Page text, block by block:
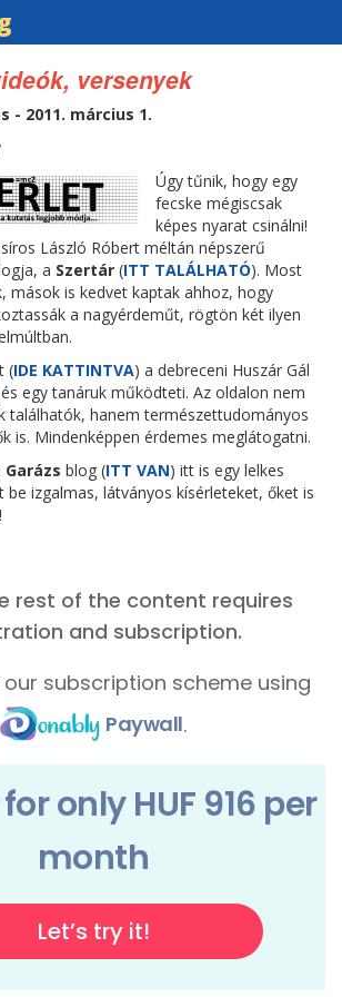
versenyek
- 2011. március 1.
Úgy tűnik, hogy egy
fecske mégiscsak
képes nyarat csinálni!
László Róbert méltán népszerű
a Szertár (ITT TALÁLHATÓ). Most
mások is kedvet kaptak ahhoz, hogy
a nagyérdeműt, rögtön két ilyen
(IDE KATTINTVA) a debreceni Huszár Gál
egy tanáruk működteti. Az oldalon nem
találhatók, hanem természettudományos
is. Mindenképpen érdemes meglátogatni.
Garázs blog (ITT VAN) itt is egy lelkes
be izgalmas, látványos kísérleteket, őket is